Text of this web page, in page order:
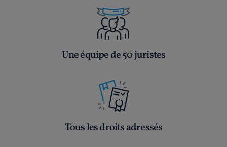
Une équipe de 50 juristes
Tous les droits adressés